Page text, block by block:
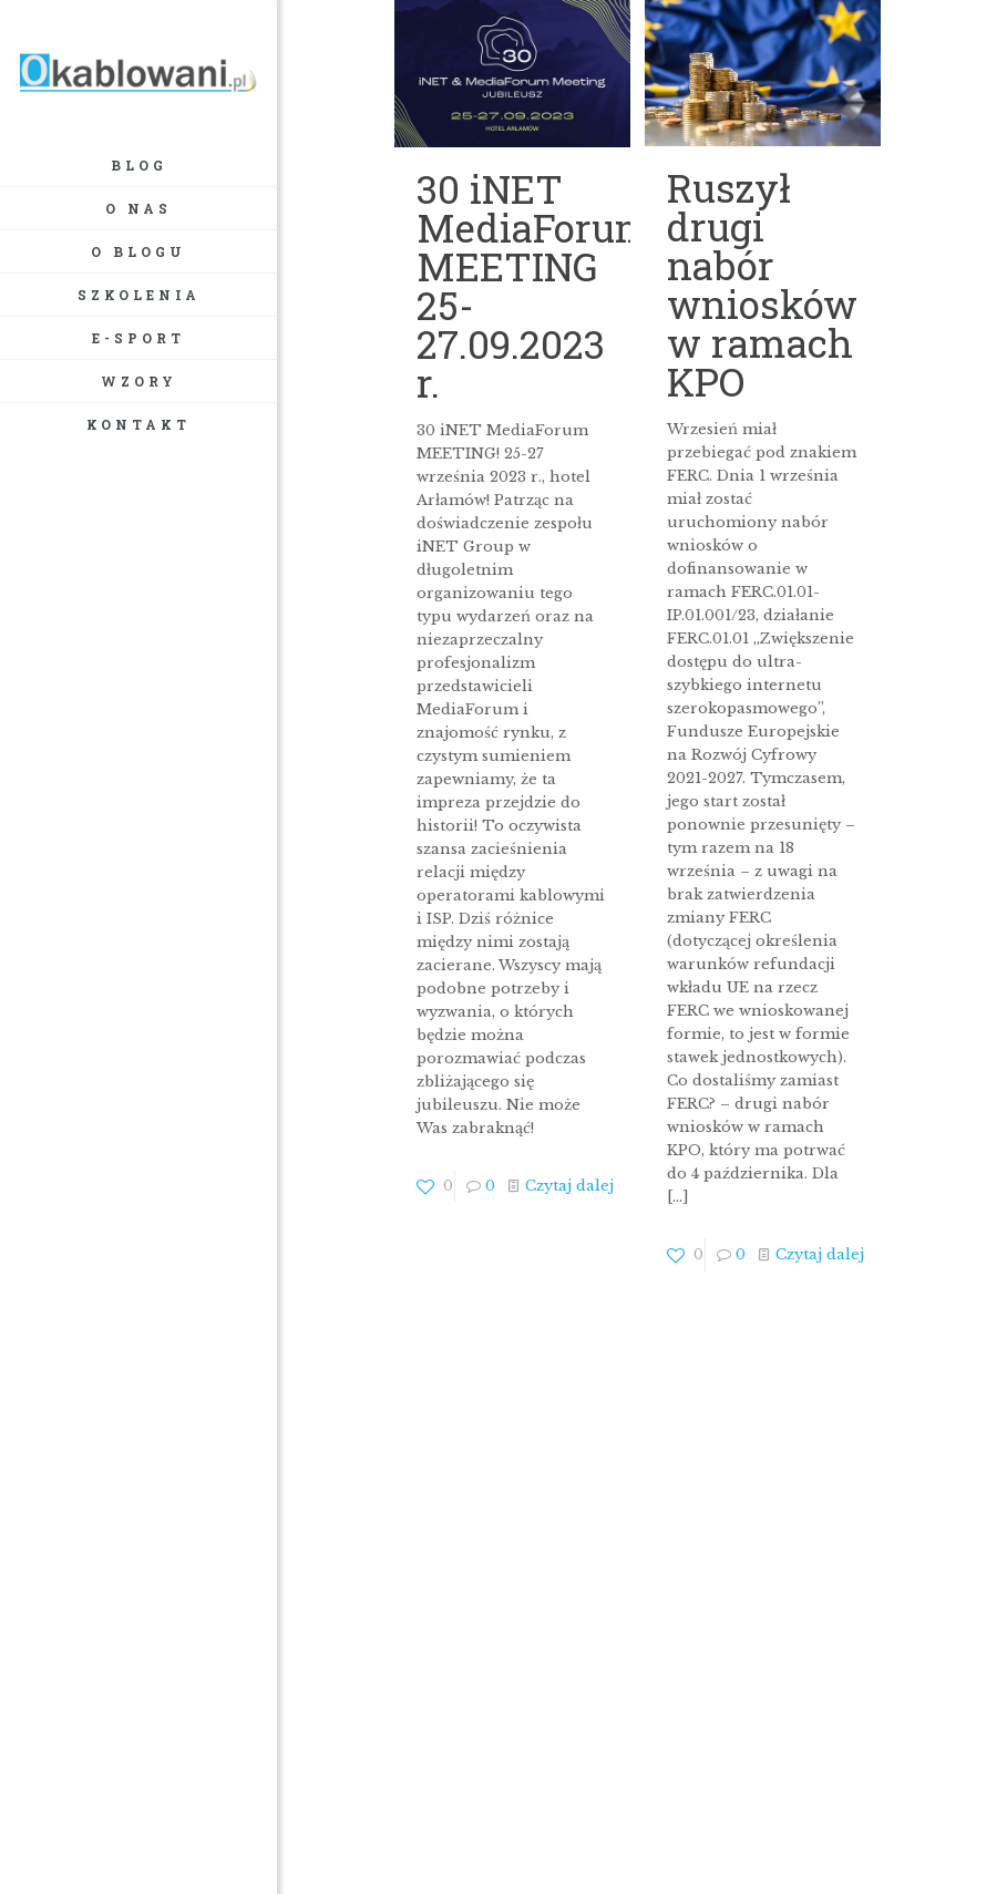
BLOG
O NAS
O BLOGU
SZKOLENIA
E-SPORT
WZORY
KONTAKT
30 iNET
MediaForum
MEETING
25-
27.09.2023
r.
30 iNET MediaForum
MEETING! 25-27
września 2023 r., hotel
Arłamów! Patrząc na
doświadczenie zespołu
iNET Group w
długoletnim
organizowaniu tego
typu wydarzeń oraz na
niezaprzeczalny
profesjonalizm
przedstawicieli
MediaForum i
znajomość rynku, z
czystym sumieniem
zapewniamy, że ta
impreza przejdzie do
historii! To oczywista
szansa zacieśnienia
relacji między
operatorami kablowymi
i ISP. Dziś różnice
między nimi zostają
zacierane. Wszyscy mają
podobne potrzeby i
wyzwania, o których
będzie można
porozmawiać podczas
zbliżającego się
jubileuszu. Nie może
Was zabraknąć!
0 0 Czytaj dalej
Ruszył
drugi
nabór
wniosków
w ramach
KPO
Wrzesień miał
przebiegać pod znakiem
FERC. Dnia 1 września
miał zostać
uruchomiony nabór
wniosków o
dofinansowanie w
ramach FERC.01.01-
IP.01.001/23, działanie
FERC.01.01 „Zwiększenie
dostępu do ultra-
szybkiego internetu
szerokopasmowego”,
Fundusze Europejskie
na Rozwój Cyfrowy
2021-2027. Tymczasem,
jego start został
ponownie przesunięty –
tym razem na 18
września – z uwagi na
brak zatwierdzenia
zmiany FERC
(dotyczącej określenia
warunków refundacji
wkładu UE na rzecz
FERC we wnioskowanej
formie, to jest w formie
stawek jednostkowych).
Co dostaliśmy zamiast
FERC? – drugi nabór
wniosków w ramach
KPO, który ma potrwać
do 4 października. Dla
[…]
0 0 Czytaj dalej